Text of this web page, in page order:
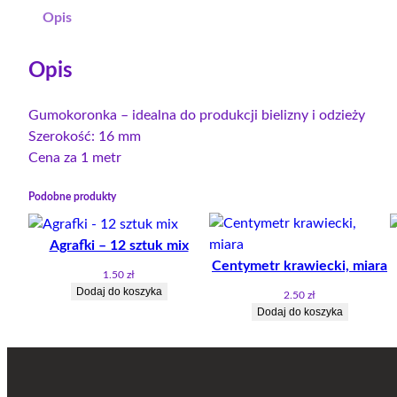
Opis
Opis
Gumokoronka – idealna do produkcji bielizny i odzieży
Szerokość: 16 mm
Cena za 1 metr
Podobne produkty
Agrafki – 12 sztuk mix
1.50 zł
Dodaj do koszyka
Centymetr krawiecki, miara
2.50 zł
Dodaj do koszyka